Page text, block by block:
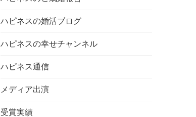
ハピネスの婚活ブログ
ハピネスの幸せチャンネル
ハピネス通信
メディア出演
受賞実績